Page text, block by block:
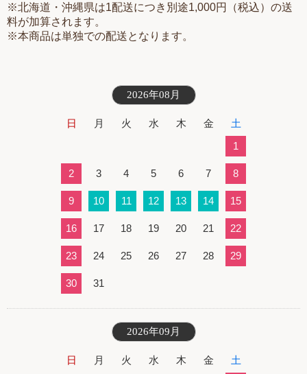
※北海道・沖縄県は1配送につき別途1,000円（税込）の送
料が加算されます。
※本商品は単独での配送となります。
2026年08月
日 月 火 水 木 金
土
1
2 3 4 5 6 7 8
9 10 11 12 13 14 15
16 17 18 19 20 21 22
23 24 25 26 27 28 29
30 31
2026年09月
日 月 火 水 木 金
土